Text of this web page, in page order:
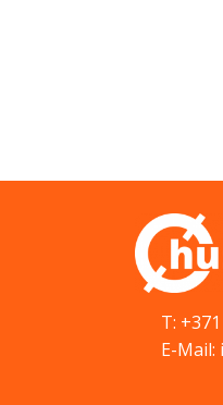
T:
E-Mail: